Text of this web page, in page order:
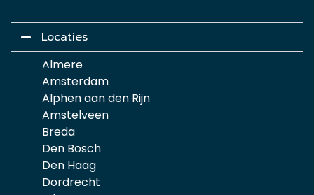
Locaties
Almere
Amsterdam
Alphen aan den Rijn
Amstelveen
Breda
Den Bosch
Den Haag
Dordrecht